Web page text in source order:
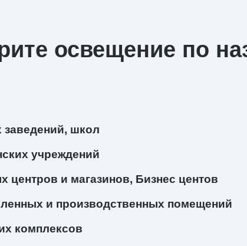
освещение по
школ
учреждений
центров и магазинов, Бизнес центов
и производственных помещений
комплексов